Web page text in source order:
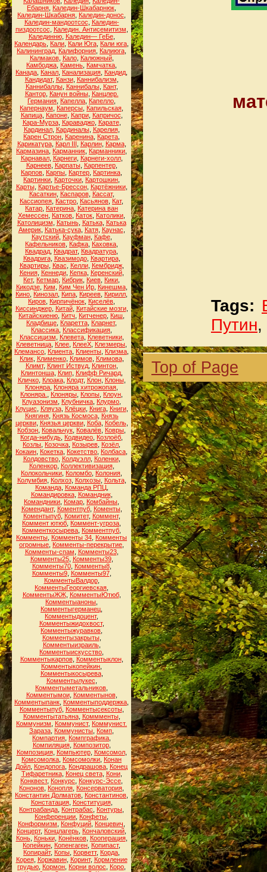
Ебарня Каледин-Шкабарнюк
Каледин-Шкабарня Каледин-донос
Каледин-мандоотсос
Каледин-
пиздоотсос
Каледин. Антисемитизм
Калединню, Каледин— ГеБе,
Календарь Кали Кали Юга Кали юга
Калининград Калифорния Калиюга
Калмаков, Кало, Калюжный,
Камбоджа Камень Камчатка
Канада Канал Канализация Кандид
Кандидат, Канзи, Каннибализм
Каннибаллы, Каннибалы, Кант,
Кантор, Канун войны, Канцлер.
Германия Капелла Капелло
Капернаум
Каперсы Капильская
Капица, Капоне, Капри, Капричос
Кара-Мурза, Караваджо, Карате,
Кардинал, Кардиналы, Карелия,
Карен Строн Каренина Карета
Карикатура, Карл III Карлин, Карма,
Кармазина Карманник Карманники
Карнавал, Карнеги, Карнеги-холл,
Карнеев, Карпаты, Карпентер,
Карпов Карпы Картер Картинка
Картинки Карточки Картошкин
Карты, Картье-Брессон, Картёжники,
Касаткин, Каспаров, Кассат,
Кассиопея Кастро Касьянов Кат,
Катар Катерина Катерина ван
Хемессен Катков Каток Католики
Католицизм
Катынь, Катька, Катька
Америк, Катька-сука, Катя, Каунас
Каутский, Кауфман, Кафе,
Кафельников Кафка Каховка
Квадрад Квадрат, Квадратура
Квадрига, Квазимодо, Квартира,
Квартиры, Квас Келли, Кембридж,
Кения, Кеннеди, Кепка, Керенский,
Кет, Кетмар Кибрик Киев Кики
Кикодзе, Ким Ким Чен Ир, Кинешма,
Кино Кинозал Кипа Киреев Кирилл
Киров Кирпичёнок Киселёв
Киссинджер, Китай, Китайские мозги,
Китайскиеню Китч Китченер Киш
Кладбище Кларетта Кларнет,
Классика Классификация
Классицизм
Клевета, Клеветники,
Клеветница Клее КлееХ Клезмеры
Клемансо Клиента Клиенты Клизма
Клик, Клименко, Климов, Климова,
Климт, Клинт Иствуд, Клинтон,
Клинтонша, Клип, Клифф Ричард,
Кличко, Клоака, Клодт, Клон, Клоны,
Клоняра Клоняра хитрожопая
Клоняра.
Клоняры Клопы Клоун
Клуазонизм
Клубничка Клурмо
Клуцис
Кляуза, Клёцки, Книга, Книги,
Княгиня, Князь Космоса, Князь
церкви, Князья церкви, Коба, Кобель,
Кобзон Ковальчук Ковалёв Ковры
Когда-нибудь Кодвидео Козлоёб
Козлы Козочка Козырев Козёл
Кокаин Кокетка Кокетство Колбаса
Колдовство, Колдуэлл, Коленки,
Коленкор, Коллективизация,
Колокольчики Коломбо Колония
Колумбия, Колхоз, Колхозы, Кольта,
Команда, Команда РПЦ
Командировка, Командник,
Командники Комар Комбайны
Комендант, Коментпуб, Коменты,
Коментыпуб, Комитет, Коммент,
Коммент ютюб Коммент-угроза
Комменткосырева Комментпуб
Комменты Комменты 34 Комменты
огромные Комменты-перекрытие
Комменты-спам
Комменты23,
Комменты25, Комменты39,
Комменты70, Комменты8,
Комменты9, Комменты97,
КомментыВалдор,
КомментыГеоргиевская
КомментыЖЖ, КомментыЮтюб,
Комментыаноны
Комментыгерманец
Комментыдоцент,
Комментыжидохвост,
Комментыжуравков
Комментызакрыты,
Комментыизраиль,
Комментыискусство
Комментыкарпов, Комментыклон,
Комментыкопейкин
Комментыкосырева,
Комментылукес
Комментыметальников
Комментымои, Комментынов,
Комментыпанк Комментыподдержка
Комментыпуб, Комментысексоты,
Комментытатьяна, Коммменты,
Коммунизм
Коммунист, Коммунист.
Зараза Коммунисты Комп
Компартия Компграфика
Компиляция, Композитор,
Композиция, Компьютер, Комсомол,
Комсомолка Комсомолки Конан
Дойл Кондопога Кондрашова Конец
Тифаретника, Конец света, Кони,
Конквест, Конкурс Конкурс-Эссе
Кононов Конопля Консерватория
Константин Долматов Константинов
Констатация, Конституция,
Контрабанда Контрабас Контуры
Конференции Конфеты
Конформизм
Конфуций Концевич
Концерт, Концлагерь Кончаловский
Конь, Коньки, Конёнков, Кооперация,
Копейкин Копенгаген Копипаст,
Копирайт, Копы Корветт, Корда
Корея, Коржавин, Коринт, Кормление
грудью Кормон Корни волос Коро
Tags:
Путин,
Top of Page